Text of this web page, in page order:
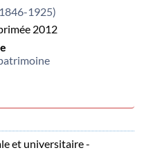
1925)
2012
et universitaire -